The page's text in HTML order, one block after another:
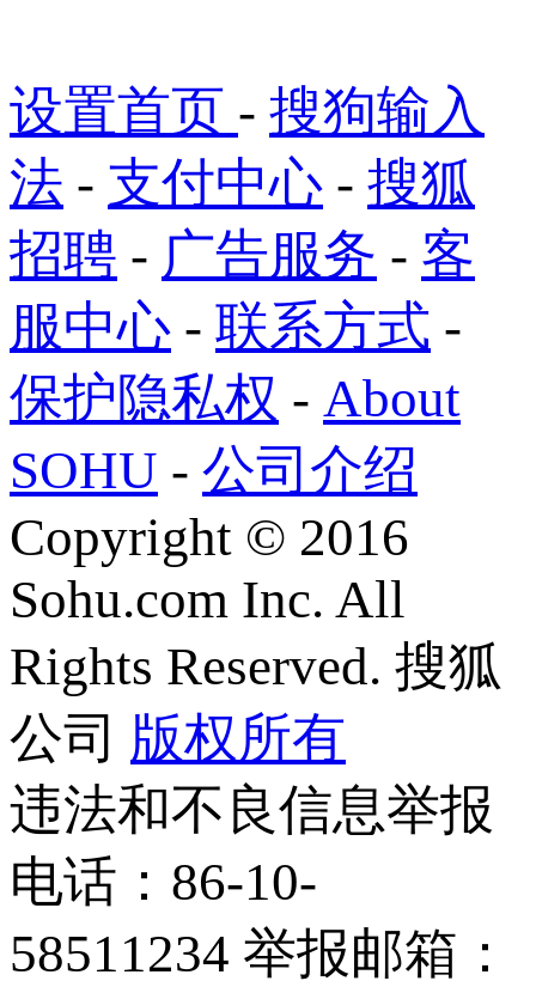
设置首页 - 搜狗输入
法 - 支付中心 - 搜狐
招聘 - 广告服务 - 客
服中心 - 联系方式 -
保护隐私权 - About
SOHU - 公司介绍
Copyright © 2016
Sohu.com Inc. All
Rights Reserved. 搜狐
公司 版权所有
违法和不良信息举报
电话：86-10-
58511234 举报邮箱：